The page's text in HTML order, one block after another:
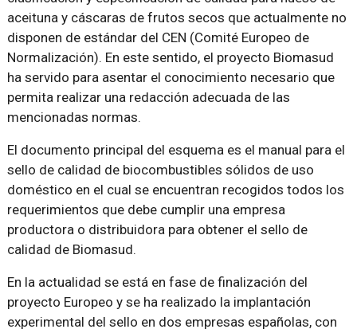
aceituna y cáscaras de frutos secos que actualmente no
disponen de estándar del CEN (Comité Europeo de
Normalización). En este sentido, el proyecto Biomasud
ha servido para asentar el conocimiento necesario que
permita realizar una redacción adecuada de las
mencionadas normas.
El documento principal del esquema es el manual para el
sello de calidad de biocombustibles sólidos de uso
doméstico en el cual se encuentran recogidos todos los
requerimientos que debe cumplir una empresa
productora o distribuidora para obtener el sello de
calidad de Biomasud.
En la actualidad se está en fase de finalización del
proyecto Europeo y se ha realizado la implantación
experimental del sello en dos empresas españolas, con